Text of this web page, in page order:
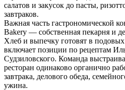
салатов и закусок до пасты,
завтраков.
Важная часть гастрономической
Bakery — собственная пекарня и
Хлеб и выпечку готовят в подовых
включает позиции по рецептам
Судзиловского. Команда
ресторан одинаково органично
завтрака, делового обеда,
ужина.